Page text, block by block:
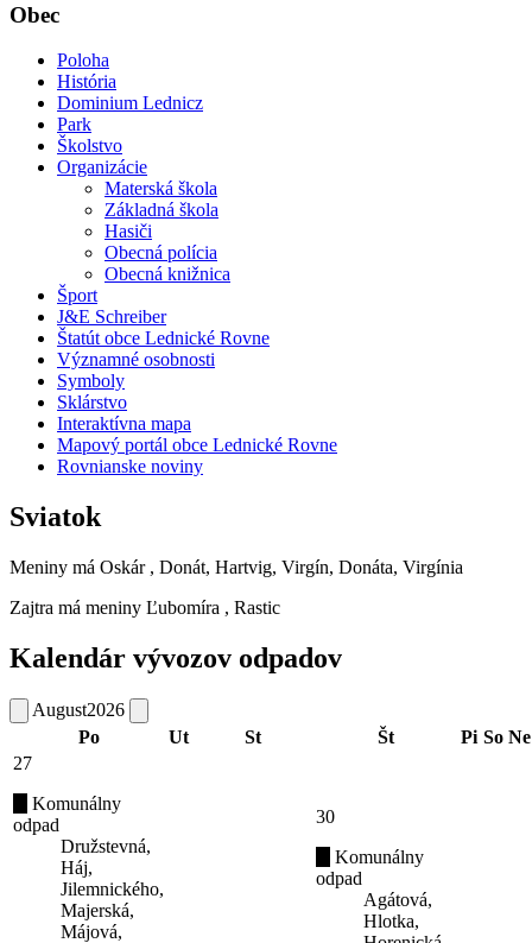
Obec
Poloha
História
Dominium Lednicz
Park
Školstvo
Organizácie
Materská škola
Základná škola
Hasiči
Obecná polícia
Obecná knižnica
Šport
J&E Schreiber
Štatút obce Lednické Rovne
Významné osobnosti
Symboly
Sklárstvo
Interaktívna mapa
Mapový portál obce Lednické Rovne
Rovnianske noviny
Sviatok
Meniny má Oskár , Donát, Hartvig, Virgín, Donáta, Virgínia
Zajtra má meniny Ľubomíra , Rastic
Kalendár vývozov odpadov
August2026
Po
Ut St Št Pi So Ne
27
Komunálny
odpad
Družstevná,
Háj,
Jilemnického,
Majerská,
Májová,
30
Komunálny
odpad
Agátová,
Hlotka,